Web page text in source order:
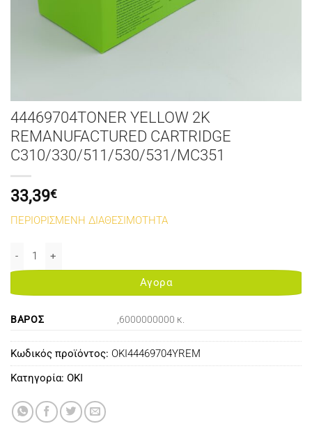
44469704TONER YELLOW 2K
REMANUFACTURED CARTRIDGE
C310/330/511/530/531/MC351
33,39€
ΠΕΡΙΟΡΙΣΜΕΝΗ ΔΙΑΘΕΣΙΜΟΤΗΤΑ
44469704TONER YELLOW 2K REMANUFACTURED CARTRIDGE
Αγορα
ΒΆΡΟΣ ,6000000000 κ.
Κωδικός προϊόντος: OKI44469704YREM
Κατηγορία: OKI